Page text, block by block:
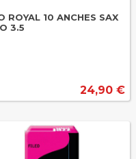
ROYAL 10 ANCHES SAX
3.5
24,90 €